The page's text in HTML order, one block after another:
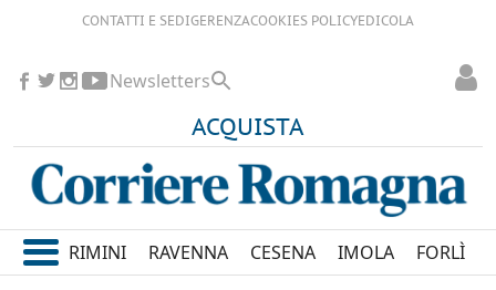
CONTATTI E SEDIGERENZACOOKIES POLICYEDICOLA
ACQUISTA
Newsletters
RIMINI RAVENNA CESENA IMOLA FORLÌ